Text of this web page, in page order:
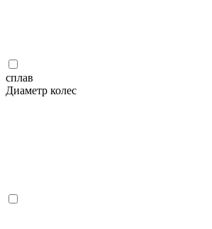
сплав
Диаметр колес